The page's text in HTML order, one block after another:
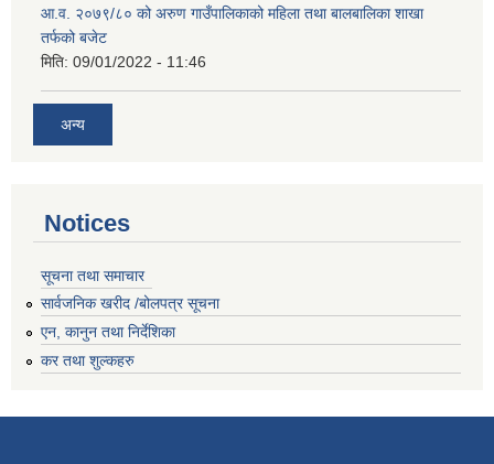
आ.व. २०७९/८० को अरुण गाउँपालिकाको महिला तथा बालबालिका शाखा
तर्फको बजेट
मिति: 09/01/2022 - 11:46
अन्य
Notices
सूचना तथा समाचार
सार्वजनिक खरीद /बोलपत्र सूचना
एन, कानुन तथा निर्देशिका
कर तथा शुल्कहरु